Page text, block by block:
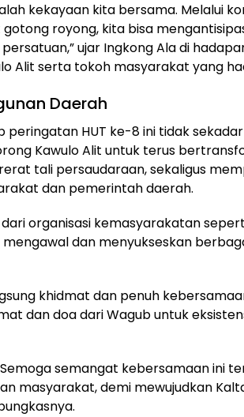
kekayaan kita bersama. Melalui
royong, kita bisa
ujar Ingkong Ala di
Alit serta tokoh masyarakat yang
Daerah
peringatan HUT ke-8 ini tidak
Kawulo Alit untuk terus
tali persaudaraan, sekaligus
dan pemerintah daerah.
organisasi kemasyarakatan
dan menyukseskan
khidmat dan penuh
dan doa dari Wagub untuk
semangat kebersamaan ini
masyarakat, demi mewujudkan